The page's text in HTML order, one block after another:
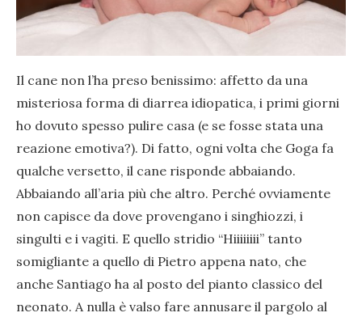
Il cane non l’ha preso benissimo: affetto da una
misteriosa forma di diarrea idiopatica, i primi giorni
ho dovuto spesso pulire casa (e se fosse stata una
reazione emotiva?). Di fatto, ogni volta che Goga fa
qualche versetto, il cane risponde abbaiando.
Abbaiando all’aria più che altro. Perché ovviamente
non capisce da dove provengano i singhiozzi, i
singulti e i vagiti. E quello stridio “Hiiiiiiii” tanto
somigliante a quello di Pietro appena nato, che
anche Santiago ha al posto del pianto classico del
neonato. A nulla è valso fare annusare il pargolo al